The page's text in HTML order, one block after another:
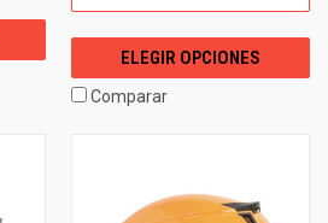
ELEGIR OPCIONES
Comparar